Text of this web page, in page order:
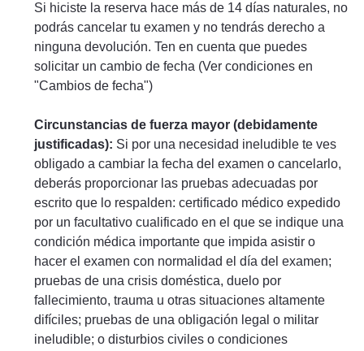
Si hiciste la reserva hace más de 14 días naturales, no
podrás cancelar tu examen y no tendrás derecho a
ninguna devolución. Ten en cuenta que puedes
solicitar un cambio de fecha (Ver condiciones en
"Cambios de fecha")
Circunstancias de fuerza mayor (debidamente
justificadas): Si por una necesidad ineludible te ves
obligado a cambiar la fecha del examen o cancelarlo,
deberás proporcionar las pruebas adecuadas por
escrito que lo respalden: certificado médico expedido
por un facultativo cualificado en el que se indique una
condición médica importante que impida asistir o
hacer el examen con normalidad el día del examen;
pruebas de una crisis doméstica, duelo por
fallecimiento, trauma u otras situaciones altamente
difíciles; pruebas de una obligación legal o militar
ineludible; o disturbios civiles o condiciones